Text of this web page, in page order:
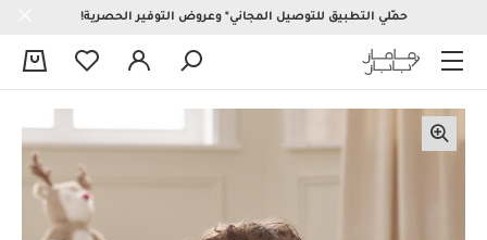
حمّلي التطبيق للتوصيل المجاني* وعروض التوفير الحصرية!